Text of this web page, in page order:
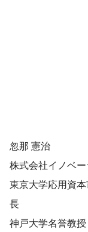
忽那 憲治
株式会社イノベ
東京大学応用資
長
神戸大学名誉教授